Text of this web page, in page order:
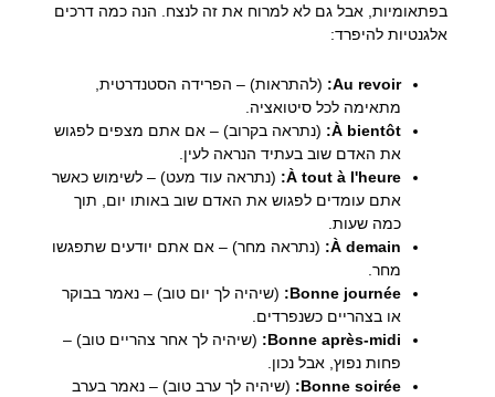
בפתאומיות, אבל גם לא למרוח את זה לנצח. הנה כמה דרכים
אלגנטיות להיפרד:
Au revoir:
(להתראות) – הפרידה הסטנדרטית,
מתאימה לכל סיטואציה.
À bientôt:
(נתראה בקרוב) – אם אתם מצפים לפגוש
את האדם שוב בעתיד הנראה לעין.
À tout à l'heure:
(נתראה עוד מעט) – לשימוש כאשר
אתם עומדים לפגוש את האדם שוב באותו יום, תוך
כמה שעות.
À demain:
(נתראה מחר) – אם אתם יודעים שתפגשו
מחר.
Bonne journée:
(שיהיה לך יום טוב) – נאמר בבוקר
או בצהריים כשנפרדים.
Bonne après-midi:
(שיהיה לך אחר צהריים טוב) –
פחות נפוץ, אבל נכון.
Bonne soirée:
(שיהיה לך ערב טוב) – נאמר בערב